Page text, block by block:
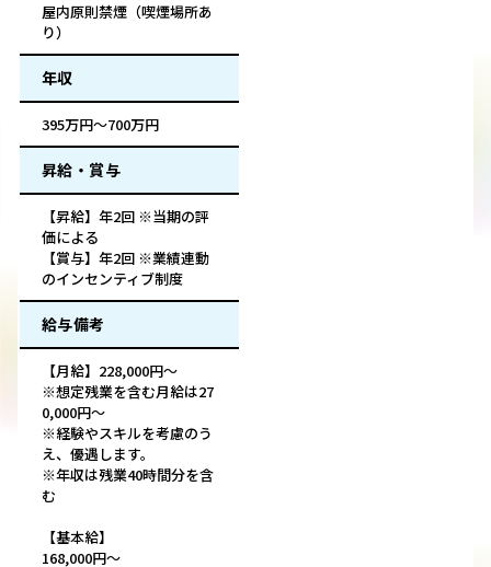
屋内原則禁煙（喫煙場所あ
り）
年収
395万円～700万円
昇給・賞与
【昇給】年2回 ※当期の評
価による
【賞与】年2回 ※業績連動
のインセンティブ制度
給与備考
【月給】228,000円～
※想定残業を含む月給は27
0,000円～
※経験やスキルを考慮のう
え、優遇します。
※年収は残業40時間分を含
む
【基本給】
168,000円～